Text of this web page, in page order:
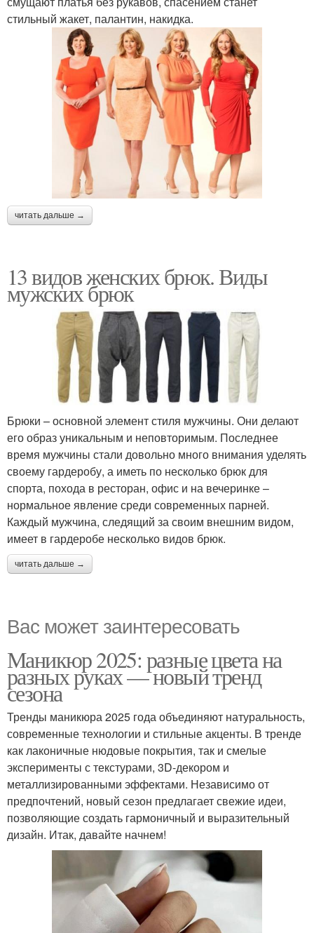
стильный жакет, палантин, накидка.
читать дальше →
13 видов женских брюк. Виды
мужских брюк
Брюки – основной элемент стиля мужчины. Они делают
его образ уникальным и неповторимым. Последнее
время мужчины стали довольно много внимания уделять
своему гардеробу, а иметь по несколько брюк для
спорта, похода в ресторан, офис и на вечеринке –
нормальное явление среди современных парней.
Каждый мужчина, следящий за своим внешним видом,
имеет в гардеробе несколько видов брюк.
читать дальше →
Вас может заинтересовать
Маникюр 2025: разные цвета на
разных руках — новый тренд
сезона
Тренды маникюра 2025 года объединяют натуральность,
современные технологии и стильные акценты. В тренде
как лаконичные нюдовые покрытия, так и смелые
эксперименты с текстурами, 3D-декором и
металлизированными эффектами. Независимо от
предпочтений, новый сезон предлагает свежие идеи,
позволяющие создать гармоничный и выразительный
дизайн. Итак, давайте начнем!